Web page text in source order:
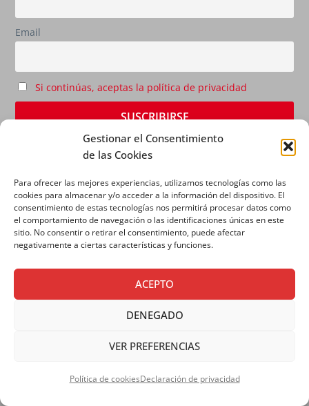
Gestionar el Consentimiento
de las Cookies
Para ofrecer las mejores experiencias, utilizamos tecnologías como las
cookies para almacenar y/o acceder a la información del dispositivo. El
consentimiento de estas tecnologías nos permitirá procesar datos como
el comportamiento de navegación o las identificaciones únicas en este
sitio. No consentir o retirar el consentimiento, puede afectar
negativamente a ciertas características y funciones.
ACEPTO
DENEGADO
VER PREFERENCIAS
Política de cookiesDeclaración de privacidad
Email
Si continúas, aceptas la política de privacidad
AVISO LEGAL|POLÍTICA DE PRIVACIDAD|